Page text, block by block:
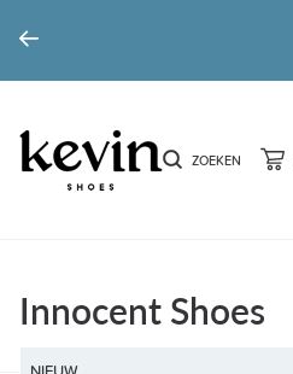
ZOEKEN
Innocent Shoes